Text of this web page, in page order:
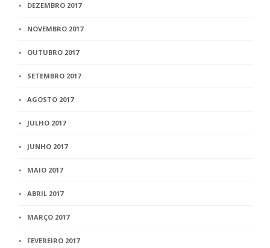
DEZEMBRO 2017
NOVEMBRO 2017
OUTUBRO 2017
SETEMBRO 2017
AGOSTO 2017
JULHO 2017
JUNHO 2017
MAIO 2017
ABRIL 2017
MARÇO 2017
FEVEREIRO 2017